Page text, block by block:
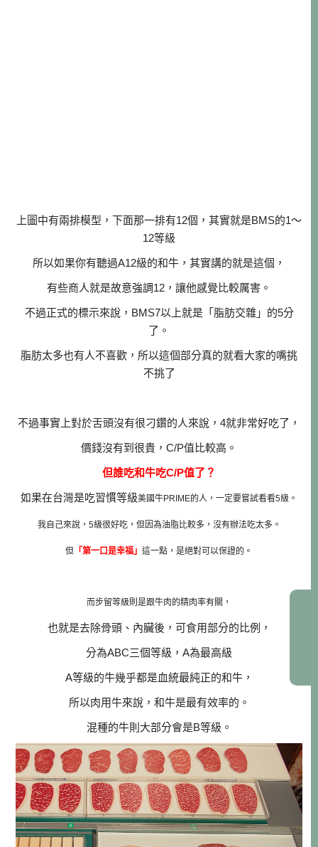
上圖中有兩排模型，下面那一排有12個，其實就是BMS的1～
12等級
所以如果你有聽過A12級的和牛，其實講的就是這個，
有些商人就是故意強調12，讓他感覺比較厲害。
不過正式的標示來說，BMS7以上就是「脂肪交雜」的5分
了。
脂肪太多也有人不喜歡，所以這個部分真的就看大家的嘴挑
不挑了
不過事實上對於舌頭沒有很刁鑽的人來說，4就非常好吃了，
價錢沒有到很貴，C/P值比較高。
但誰吃和牛吃C/P值了？
如果在台灣是吃習慣等級美國牛PRIME的人，一定要嘗試看看5級。
我自己來說，5級很好吃，但因為油脂比較多， 沒有辦法吃太多。
但 「第一口是幸福」 這一點，是絕對可以保證的。
而步留等級則是跟牛肉的精肉率有關，
也就是去除骨頭、內臟後，可食用部分的比例，
分為ABC三個等級，A為最高級
A等級的牛幾乎都是血統最純正的和牛，
所以肉用牛來說，和牛是最有效率的。
混種的牛則大部分會是B等級。